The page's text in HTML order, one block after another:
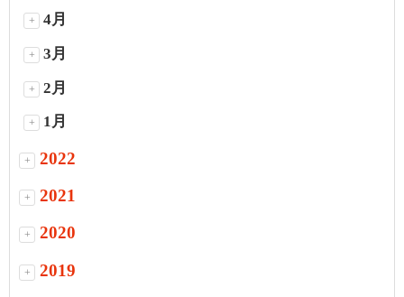
+ 4月
+ 3月
+ 2月
+ 1月
+ 2022
+ 2021
+ 2020
+ 2019